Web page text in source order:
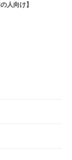
人向け】